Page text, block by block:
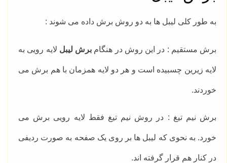
به طور کلی لیبل ها به دو روش برش داده می شوند :
برش مستقیم : در این روش در هنگام برش لیبل لایه رویی به
لایه زیرین چسبیده است و هر دو لایه همزمان با هم برش می
خوردند.
برش نیم تیغ : در روش نیم تیغ فقط لایه رویی برش می
خورد. به نحوی که لیبل ها بر روی یک صفحه به صورت ردیفی
در کنار هم قرار گرفته اند.